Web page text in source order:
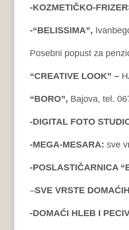
-KOZMETIČKO-
-“BELISSIMA”,
Posebni popust za
“CREATIVE LOOK” –
“BORO”, Bajova, tel.
-DIGITAL FOTO
-MEGA-MESARA: sve
-POSLASTIČARNICA
–SVE VRSTE
-DOMAĆI HLEB I